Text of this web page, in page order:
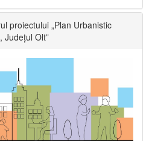
proiectului „Plan Urbanistic
Județul Olt”